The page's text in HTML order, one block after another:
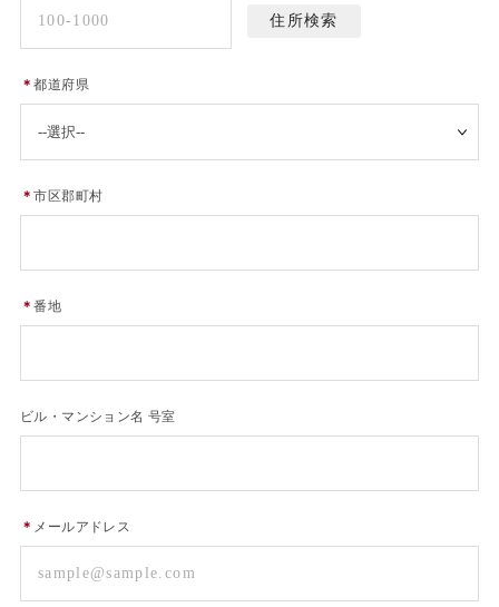
＊都道府県
＊市区郡町村
＊番地
ビル・マンション名 号室
＊ メールアドレス